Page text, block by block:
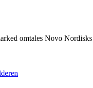
omtales Novo